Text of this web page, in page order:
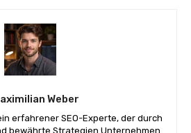
Weber
erfahrener SEO-Experte, der durch
bewährte Strategien Unternehmen